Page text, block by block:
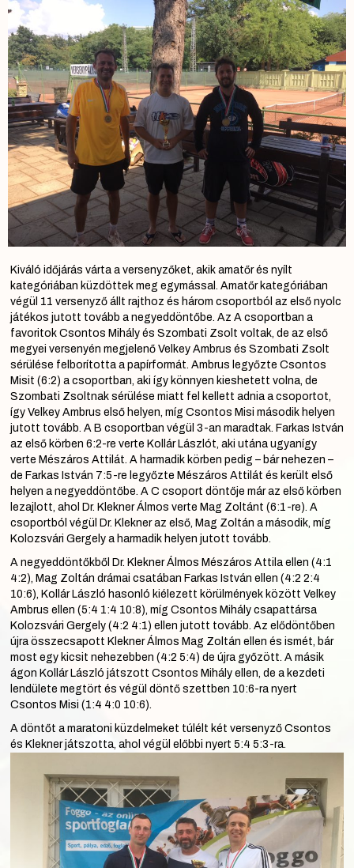
Kiváló időjárás várta a versenyzőket, akik amatőr és nyílt
kategóriában küzdöttek meg egymással. Amatőr kategóriában
végül 11 versenyző állt rajthoz és három csoportból az első nyolc
játékos jutott tovább a negyeddöntőbe. Az A csoportban a
favoritok Csontos Mihály és Szombati Zsolt voltak, de az első
megyei versenyén megjelenő Velkey Ambrus és Szombati Zsolt
sérülése felborította a papírformát. Ambrus legyőzte Csontos
Misit (6:2) a csoportban, aki így könnyen kieshetett volna, de
Szombati Zsoltnak sérülése miatt fel kellett adnia a csoportot,
így Velkey Ambrus első helyen, míg Csontos Misi második helyen
jutott tovább. A B csoportban végül 3-an maradtak. Farkas István
az első körben 6:2-re verte Kollár Lászlót, aki utána ugyanígy
verte Mészáros Attilát. A harmadik körben pedig – bár nehezen –
de Farkas István 7:5-re legyőzte Mészáros Attilát és került első
helyen a negyeddöntőbe. A C csoport döntője már az első körben
lezajlott, ahol Dr. Klekner Álmos verte Mag Zoltánt (6:1-re). A
csoportból végül Dr. Klekner az első, Mag Zoltán a második, míg
Kolozsvári Gergely a harmadik helyen jutott tovább.
A negyeddöntőkből Dr. Klekner Álmos Mészáros Attila ellen (4:1
4:2), Mag Zoltán drámai csatában Farkas István ellen (4:2 2:4
10:6), Kollár László hasonló kiélezett körülmények között Velkey
Ambrus ellen (5:4 1:4 10:8), míg Csontos Mihály csapattársa
Kolozsvári Gergely (4:2 4:1) ellen jutott tovább. Az elődöntőben
újra összecsapott Klekner Álmos Mag Zoltán ellen és ismét, bár
most egy kicsit nehezebben (4:2 5:4) de újra győzött. A másik
ágon Kollár László játszott Csontos Mihály ellen, de a kezdeti
lendülete megtört és végül döntő szettben 10:6-ra nyert
Csontos Misi (1:4 4:0 10:6).
A döntőt a maratoni küzdelmeket túlélt két versenyző Csontos
és Klekner játszotta, ahol végül előbbi nyert 5:4 5:3-ra.